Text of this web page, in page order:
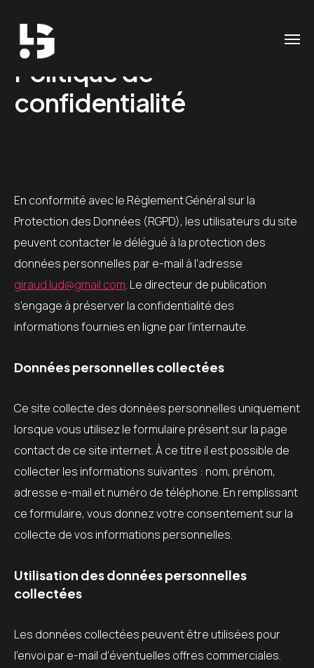
Politique de
confidentialité
En conformité avec le Règlement Général sur la
Protection des Données (RGPD), les utilisateurs du site
peuvent contacter le délégué à la protection des
données personnelles par e-mail à l’adresse
giraud.lud@gmail.com. Le directeur de publication
s’engage à préserver la confidentialité des
informations fournies en ligne par l’internaute.
Données personnelles collectées
Ce site collecte des données personnelles uniquement
lorsque vous utilisez le formulaire présent sur la page
contact de ce site internet. À ce titre il est possible de
collecter les informations suivantes : nom, prénom,
adresse e-mail et numéro de téléphone. En remplissant
ce formulaire, vous donnez votre consentement sur la
collecte de vos informations personnelles.
Utilisation des données personnelles
collectées
Les données collectées peuvent être utilisées pour
l’envoi par e-mail d’éventuelles offres commerciales.